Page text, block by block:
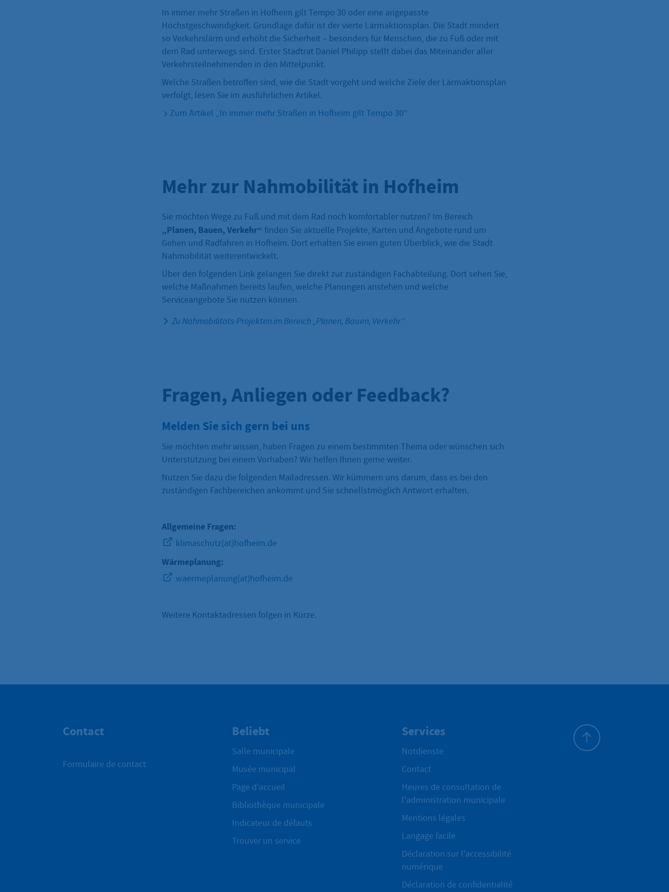
In immer mehr Straßen in Hofheim gilt Tempo 30 oder eine angepasste
Höchstgeschwindigkeit. Grundlage dafür ist der vierte Lärmaktionsplan. Die Stadt mindert
so Verkehrslärm und erhöht die Sicherheit – besonders für Menschen, die zu Fuß oder mit
dem Rad unterwegs sind. Erster Stadtrat Daniel Philipp stellt dabei das Miteinander aller
Verkehrsteilnehmenden in den Mittelpunkt.
Welche Straßen betroffen sind, wie die Stadt vorgeht und welche Ziele der Lärmaktionsplan
verfolgt, lesen Sie im ausführlichen Artikel.
Zum Artikel „In immer mehr Straßen in Hofheim gilt Tempo 30“
Mehr zur Nahmobilität in Hofheim
Sie möchten Wege zu Fuß und mit dem Rad noch komfortabler nutzen? Im Bereich
„Planen, Bauen, Verkehr“ finden Sie aktuelle Projekte, Karten und Angebote rund um
Gehen und Radfahren in Hofheim. Dort erhalten Sie einen guten Überblick, wie die Stadt
Nahmobilität weiterentwickelt.
Über den folgenden Link gelangen Sie direkt zur zuständigen Fachabteilung. Dort sehen Sie,
welche Maßnahmen bereits laufen, welche Planungen anstehen und welche
Serviceangebote Sie nutzen können.
Zu Nahmobilitäts-Projekten im Bereich „Planen, Bauen, Verkehr“
Fragen, Anliegen oder Feedback?
Melden Sie sich gern bei uns
Sie möchten mehr wissen, haben Fragen zu einem bestimmten Thema oder wünschen sich
Unterstützung bei einem Vorhaben? Wir helfen Ihnen gerne weiter.
Nutzen Sie dazu die folgenden Mailadressen. Wir kümmern uns darum, dass es bei den
zuständigen Fachbereichen ankommt und Sie schnellstmöglich Antwort erhalten.
Allgemeine Fragen:
klimaschutz(at)hofheim.de
Wärmeplanung:
waermeplanung(at)hofheim.de
Weitere Kontaktadressen folgen in Kürze.
Contact
Formulaire de contact
Beliebt
Salle municipale
Musée municipal
Page d'accueil
Bibliothèque municipale
Indicateur de défauts
Trouver un service
Services
Notdienste
Contact
Heures de consultation de
l'administration municipale
Mentions légales
Langage facile
Déclaration sur l'accessibilité
numérique
Déclaration de confidentialité